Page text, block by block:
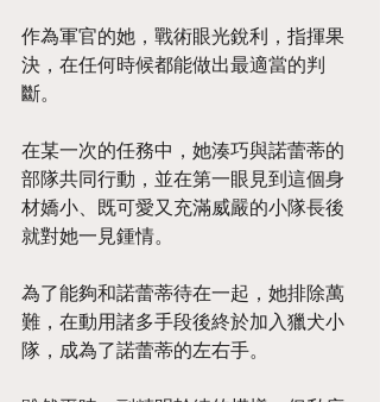
作為軍官的她，戰術眼光銳利，指揮果
決，在任何時候都能做出最適當的判
斷。
在某一次的任務中，她湊巧與諾蕾蒂的
部隊共同行動，並在第一眼見到這個身
材嬌小、既可愛又充滿威嚴的小隊長後
就對她一見鍾情。
為了能夠和諾蕾蒂待在一起，她排除萬
難，在動用諸多手段後終於加入獵犬小
隊，成為了諾蕾蒂的左右手。